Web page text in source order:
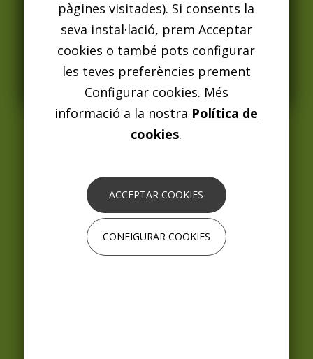
enlace adjunto.
ENTÈS
Actuacions Realitzades
Aviso Legal Y Política De Privacidad
Política De Cookies
Calendario De Días Inhábiles
Ofertas De Trabajo
Preguntas Frecuentes (FAQS) Aparcamientos
pàgines visitades). Si consents la
seva instal·lació, prem Acceptar
cookies o també pots configurar
les teves preferències prement
Configurar cookies. Més
informació a la nostra Política de
cookies.
ACCEPTAR COOKIES
CONFIGURAR COOKIES